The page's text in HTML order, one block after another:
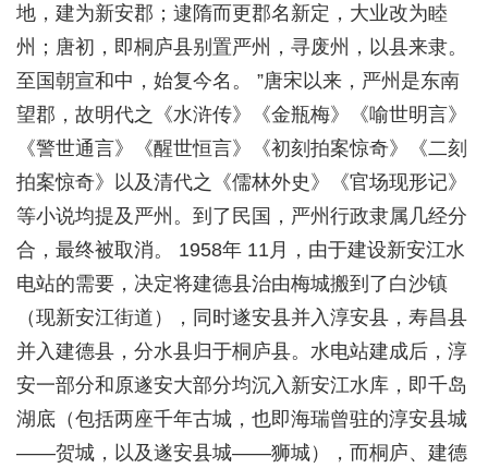
地，建为新安郡；逮隋而更郡名新定，大业改为睦
州；唐初，即桐庐县别置严州，寻废州，以县来隶。
至国朝宣和中，始复今名。 ”唐宋以来，严州是东南
望郡，故明代之《水浒传》《金瓶梅》《喻世明言》
《警世通言》《醒世恒言》《初刻拍案惊奇》《二刻
拍案惊奇》以及清代之《儒林外史》《官场现形记》
等小说均提及严州。到了民国，严州行政隶属几经分
合，最终被取消。 1958年 11月，由于建设新安江水
电站的需要，决定将建德县治由梅城搬到了白沙镇
（现新安江街道），同时遂安县并入淳安县，寿昌县
并入建德县，分水县归于桐庐县。水电站建成后，淳
安一部分和原遂安大部分均沉入新安江水库，即千岛
湖底（包括两座千年古城，也即海瑞曾驻的淳安县城
——贺城，以及遂安县城——狮城），而桐庐、建德